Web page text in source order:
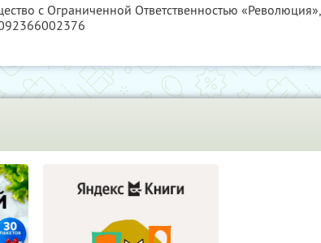
с Ограниченной Ответственностью «Революция»,